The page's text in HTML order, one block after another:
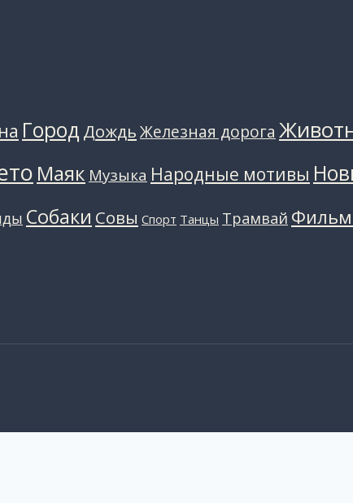
Город ДождьЖелезная дорога
Маяк Музыка Народные мотивы
Собаки Совы Спорт Танцы Трамвай